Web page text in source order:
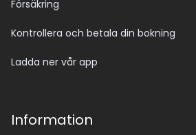
Försäkring
Kontrollera och betala din bokning
Ladda ner vår app
Information